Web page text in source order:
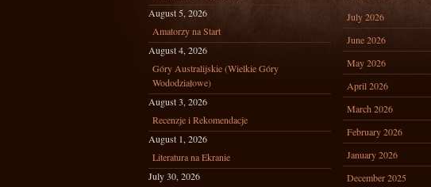
August 5, 2026
Amatorzy na Start
August 4, 2026
Góry Australijskie (Wielkie Góry
Wododziałowe)
August 3, 2026
Recenzje i Rekomendacje
August 1, 2026
Literatura na Ekranie
July 30, 2026
July 2026
June 2026
May 2026
April 2026
March 2026
February 2026
January 2026
December 2025